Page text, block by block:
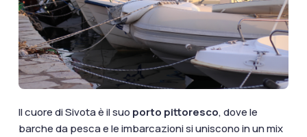
Il cuore di Sivota è il suo porto pittoresco, dove le
barche da pesca e le imbarcazioni si uniscono in un mix